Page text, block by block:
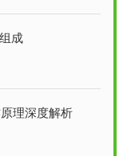
成
理深度解析